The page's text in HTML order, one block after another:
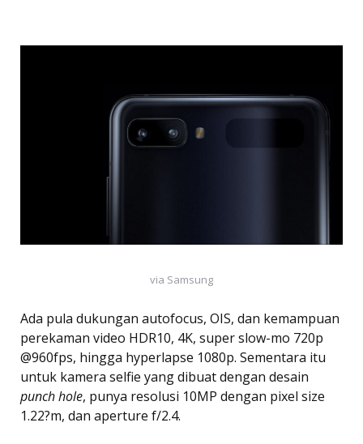
via Samsung
Ada pula dukungan autofocus, OIS, dan kemampuan
perekaman video HDR10, 4K, super slow-mo 720p
@960fps, hingga hyperlapse 1080p. Sementara itu
untuk kamera selfie yang dibuat dengan desain
punch hole, punya resolusi 10MP dengan pixel size
1.22?m, dan aperture f/2.4.